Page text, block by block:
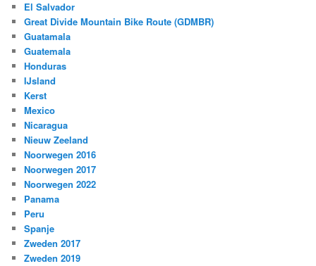
El Salvador
Great Divide Mountain Bike Route (GDMBR)
Guatamala
Guatemala
Honduras
IJsland
Kerst
Mexico
Nicaragua
Nieuw Zeeland
Noorwegen 2016
Noorwegen 2017
Noorwegen 2022
Panama
Peru
Spanje
Zweden 2017
Zweden 2019